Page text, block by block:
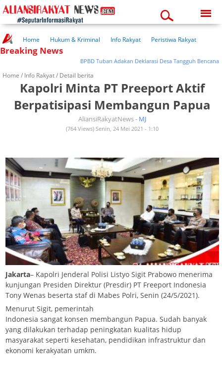
12:18:21 pm
Home Hukum & Kriminal Info Rakyat
Peristiwa Rakyat
Kuliner Rakyat
Wisata Rakyat
Kesehatan
Breaking News
BPBD Tuban Adakan Deklarasi Desa Tangguh Bencana
Home / Info Rakyat/ Detail berita
Kapolri Minta PT Preeport Aktif
Berpatisipasi Membangun Papua
AliansiRakyatNews - MJ
(764 Views) Senin, 24 Mei 2021 - 1:10
Jakarta– Kapolri Jenderal Polisi Listyo Sigit Prabowo menerima
kunjungan Presiden Direktur (Presdir) PT Freeport Indonesia
Tony Wenas beserta staf di Mabes Polri, Senin (24/5/2021).
Menurut Sigit, pemerintah
Indonesia sangat konsen membangun Papua. Sudah banyak
yang dilakukan terhadap peningkatan kualitas hidup
masyarakat seperti kesehatan, pendidikan infrastruktur dan
ekonomi kerakyatan umkm.